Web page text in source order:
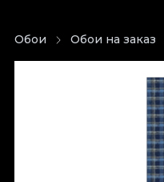
Обои Обои на заказ